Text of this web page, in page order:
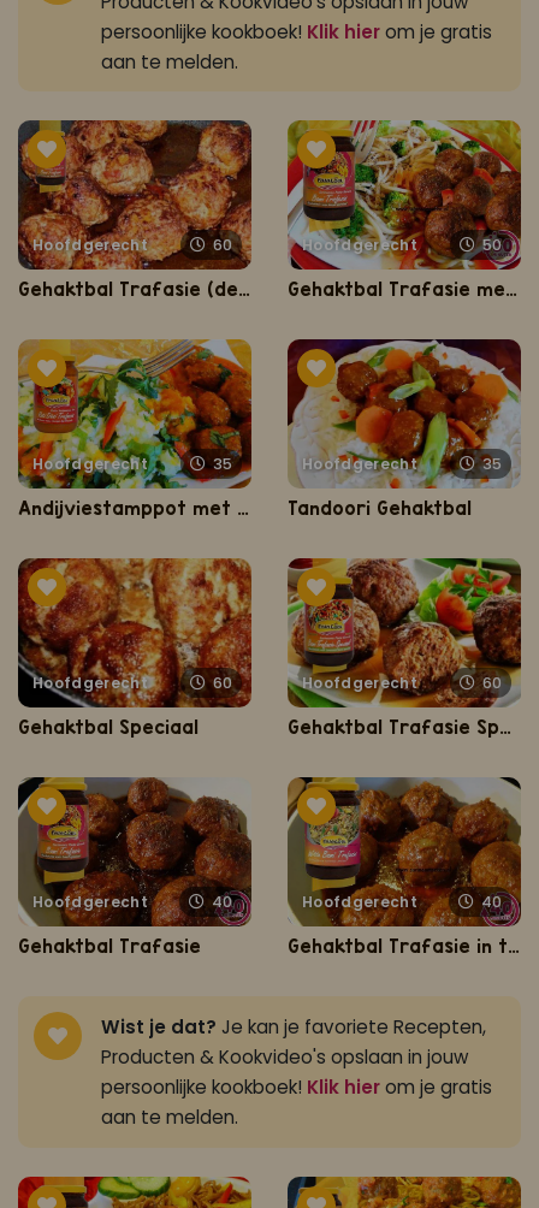
persoonlijke kookboek! Klik hierom je gratis
aan te melden.
Hoofdgerecht 60
Gehaktbal Trafasie (de lekkerste en sappigste gehaktbal van Nederland)
Hoofdgerecht 50
Gehaktbal Trafasie met spaghetti
Hoofdgerecht 35
Andijviestamppot met gehaktbal op romige masala saus
Hoofdgerecht 35
Tandoori Gehaktbal
Hoofdgerecht 60
Gehaktbal Speciaal
Hoofdgerecht 60
Gehaktbal Trafasie Speciaal (de lekkerste gehaktbal speciaal)
Hoofdgerecht 40
Gehaktbal Trafasie
Hoofdgerecht 40
Gehaktbal Trafasie in tomatensaus
Wist je dat? Je kan je favoriete Recepten,
Producten & Kookvideo's opslaan in jouw
persoonlijke kookboek! Klik hierom je gratis
aan te melden.